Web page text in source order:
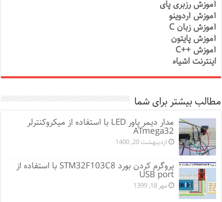
آموزش رزبری پای
آموزش آردوینو
آموزش زبان C
آموزش پایتون
آموزش ++C
اینترنت اشیاء
مطالب بیشتر برای شما
مدار دیمر پاور LED با استفاده از میکروکنترلر
ATmega32
اردیبهشت 20, 1400
پروگرم کردن بورد STM32F103C8 با استفاده از
USB port
مهر 18, 1399